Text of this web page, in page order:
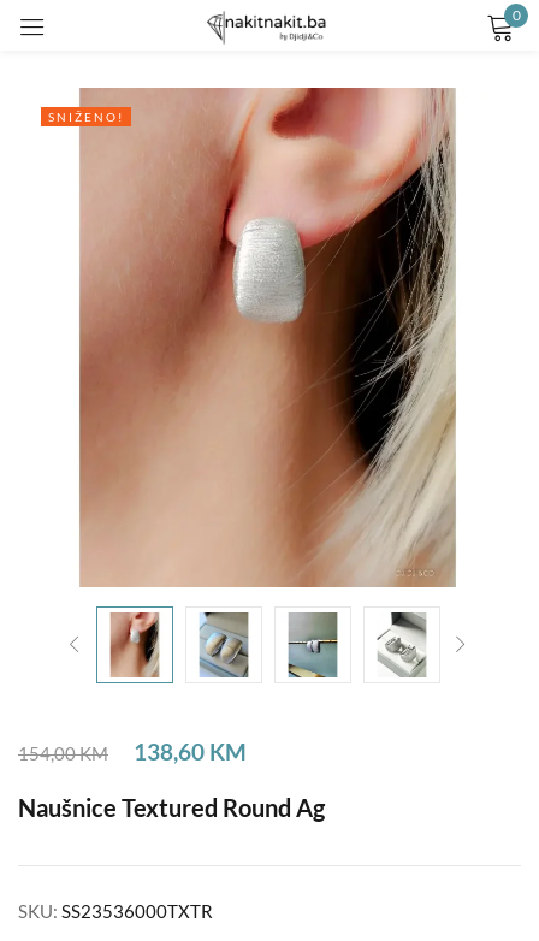
0
SNIŽENO!
154,00KM 138,60 KM
Naušnice Textured Round Ag
SKU: SS23536000TXTR
Lost password?
CREATE AN ACCOUNT